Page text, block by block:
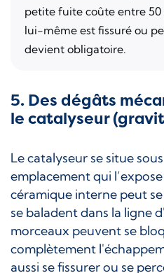
petite fuite coûte entre 50
lui-même est fissuré ou
devient obligatoire.
5. Des dégâts
le catalyseur
Le catalyseur se situe
emplacement qui
céramique interne peut
se baladent dans la ligne
morceaux peuvent se
complètement
aussi se fissurer ou se